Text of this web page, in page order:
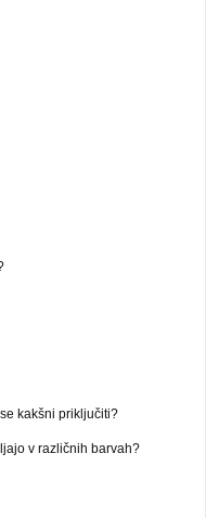
kakšni priključiti?
v različnih barvah?